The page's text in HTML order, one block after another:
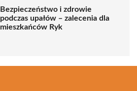
Bezpieczeństwo i zdrowie
podczas upałów – zalecenia dla
mieszkańców Ryk